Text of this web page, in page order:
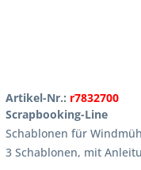
Artikel-Nr.: r7832700
Scrapbooking-Line
Schablonen für
3 Schablonen, mit